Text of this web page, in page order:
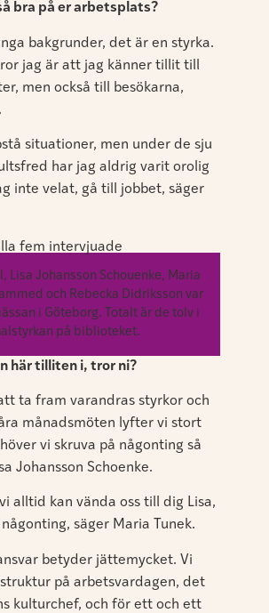
bra på er arbetsplats?
bakgrunder, det är en styrka.
jag är att jag känner tillit till
men också till besökarna,
situationer, men under de sju
har jag aldrig varit orolig
inte velat, gå till jobbet, säger
Lisa Johansson Schouenke, Maria
och Rebecka Didriksson var
i Göteborg. Totalt är de tolv i
på biblioteket.
här tilliten i, tror ni?
ta fram varandras styrkor och
månadsmöten lyfter vi stort
vi skruva på någonting så
Johansson Schoenke.
alltid kan vända oss till dig Lisa,
säger Maria Tunek.
betyder jättemycket. Vi
på arbetsvardagen, det
kulturchef, och för ett och ett